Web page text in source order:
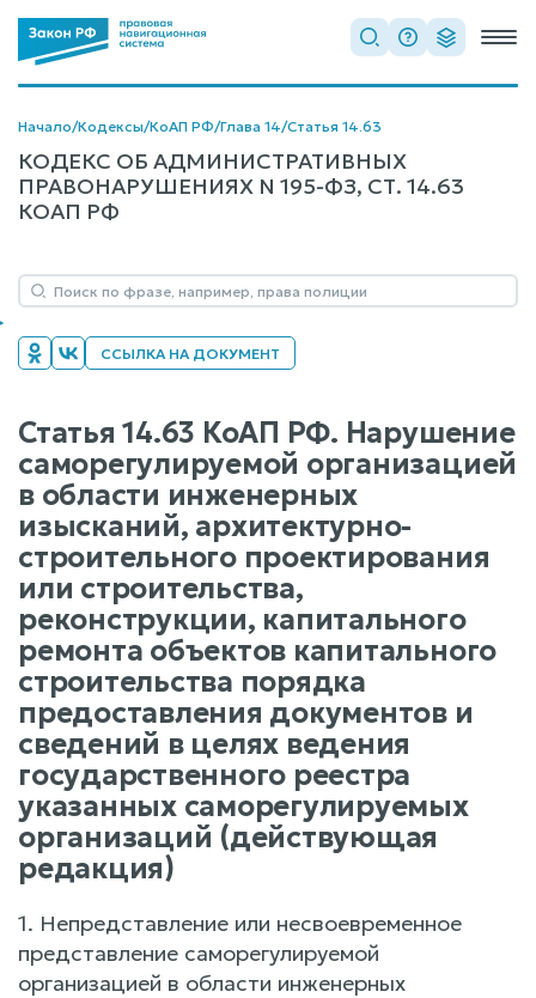
Начало/Кодексы/КоАП РФ/Глава 14/Статья 14.63
КОДЕКС ОБ АДМИНИСТРАТИВНЫХ
ПРАВОНАРУШЕНИЯХ N 195-ФЗ, СТ. 14.63
КОАП РФ
ССЫЛКА НА ДОКУМЕНТ
Статья 14.63 КоАП РФ. Нарушение
саморегулируемой организацией
в области инженерных
изысканий, архитектурно-
строительного проектирования
или строительства,
реконструкции, капитального
ремонта объектов капитального
строительства порядка
предоставления документов и
сведений в целях ведения
государственного реестра
указанных саморегулируемых
организаций (действующая
редакция)
1. Непредставление или несвоевременное
представление саморегулируемой
организацией в области инженерных